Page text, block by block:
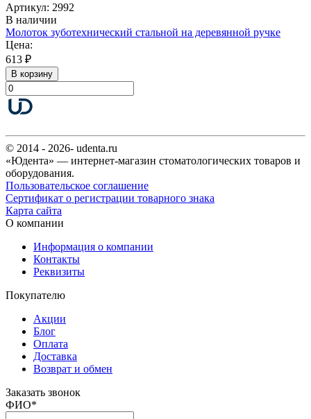
Артикул: 2992
В наличии
Молоток зуботехнический стальной на деревянной ручке
Цена:
613 ₽
В корзину
© 2014 - 2026- udenta.ru
«Юдента» — интернет-магазин стоматологических товаров и
оборудования.
Пользовательское соглашение
Сертификат о регистрации товарного знака
Карта сайта
О компании
Информация о компании
Контакты
Реквизиты
Покупателю
Акции
Блог
Оплата
Доставка
Возврат и обмен
Заказать звонок
ФИО*